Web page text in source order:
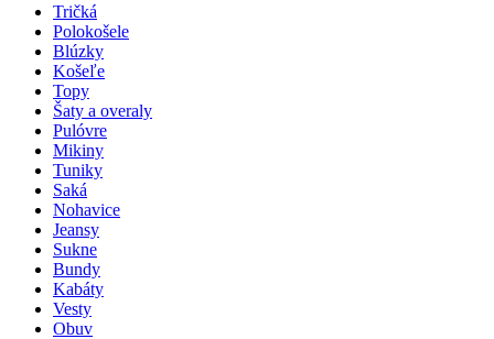
Tričká
Polokošele
Blúzky
Košeľe
Topy
Šaty a overaly
Pulóvre
Mikiny
Tuniky
Saká
Nohavice
Jeansy
Sukne
Bundy
Kabáty
Vesty
Obuv